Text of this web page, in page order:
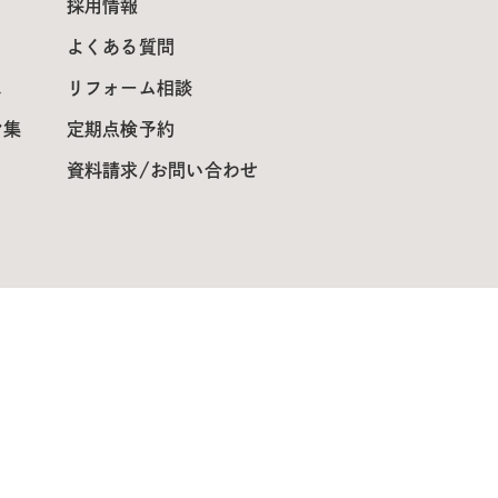
集
採用情報
よくある質問
リフォーム相談
定期点検予約
資料請求/お問い合わせ